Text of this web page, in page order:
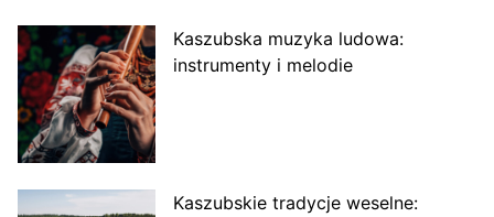
Kaszubska muzyka ludowa:
instrumenty i melodie
Kaszubskie tradycje weselne: